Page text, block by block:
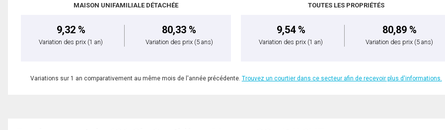
MAISON UNIFAMILIALE DÉTACHÉE
9,32 %
Variation des prix (1 an)
80,33 %
Variation des prix (5 ans)
TOUTES LES PROPRIÉTÉS
9,54 %
Variation des prix (1 an)
80,89 %
Variation des prix (5 ans)
Variations sur 1 an comparativement au même mois de l'année précédente. Trouvez un courtier dans ce secteur afin de recevoir plus d'informations.